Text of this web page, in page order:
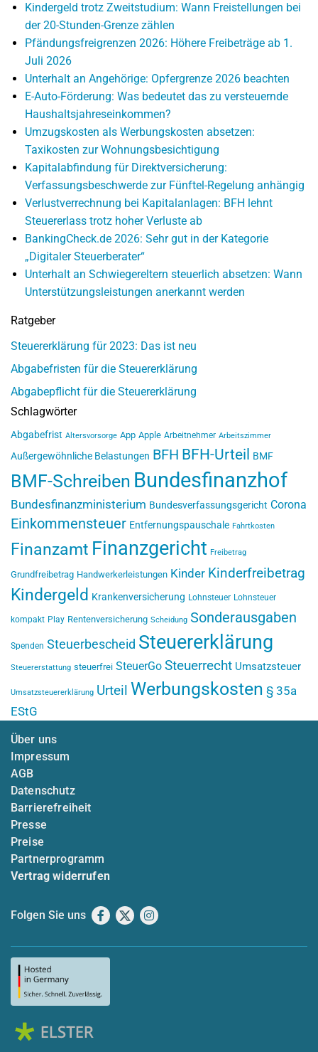
Kindergeld trotz Zweitstudium: Wann Freistellungen bei
der 20-Stunden-Grenze zählen
Pfändungsfreigrenzen 2026: Höhere Freibeträge ab 1.
Juli 2026
Unterhalt an Angehörige: Opfergrenze 2026 beachten
E-Auto-Förderung: Was bedeutet das zu versteuernde
Haushaltsjahreseinkommen?
Umzugskosten als Werbungskosten absetzen:
Taxikosten zur Wohnungsbesichtigung
Kapitalabfindung für Direktversicherung:
Verfassungsbeschwerde zur Fünftel-Regelung anhängig
Verlustverrechnung bei Kapitalanlagen: BFH lehnt
Steuererlass trotz hoher Verluste ab
BankingCheck.de 2026: Sehr gut in der Kategorie
„Digitaler Steuerberater“
Unterhalt an Schwiegereltern steuerlich absetzen: Wann
Unterstützungsleistungen anerkannt werden
Ratgeber
Steuererklärung für 2023: Das ist neu
Abgabefristen für die Steuererklärung
Abgabepflicht für die Steuererklärung
Schlagwörter
Abgabefrist Altersvorsorge App Apple Arbeitnehmer Arbeitszimmer
Außergewöhnliche Belastungen BFH BFH-Urteil BMF
BMF-Schreiben Bundesfinanzhof
Bundesfinanzministerium Bundesverfassungsgericht Corona
Einkommensteuer Entfernungspauschale Fahrtkosten
Finanzamt Finanzgericht Freibetrag
Grundfreibetrag Handwerkerleistungen Kinder Kinderfreibetrag
Kindergeld Krankenversicherung Lohnsteuer Lohnsteuer
kompakt Play Rentenversicherung Scheidung Sonderausgaben
Spenden Steuerbescheid Steuererklärung
Steuererstattung steuerfrei SteuerGo Steuerrecht Umsatzsteuer
Umsatzsteuererklärung Urteil Werbungskosten § 35a
EStG
Über uns
Impressum
AGB
Datenschutz
Barrierefreiheit
Presse
Preise
Partnerprogramm
Vertrag widerrufen
Folgen Sie uns Facebook
X Instagram